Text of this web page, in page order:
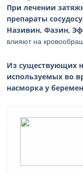
При лечении
препараты
Називин, Фазин,
влияют на
Из существующих
используемых во
насморка у